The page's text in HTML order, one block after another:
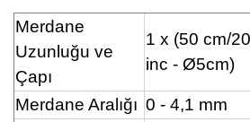
Merdane
Uzunluğu ve
Çapı
1 x (50 cm/20
inc - Ø5cm)
Merdane Aralığı 0 - 4,1 mm